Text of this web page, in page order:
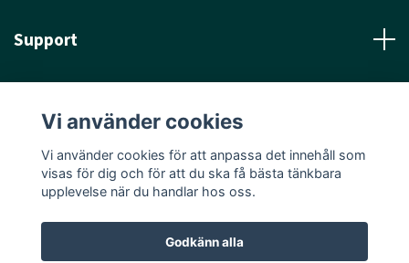
Support
Sociala medier
Vi använder cookies
Vi använder cookies för att anpassa det innehåll som
visas för dig och för att du ska få bästa tänkbara
upplevelse när du handlar hos oss.
Godkänn alla